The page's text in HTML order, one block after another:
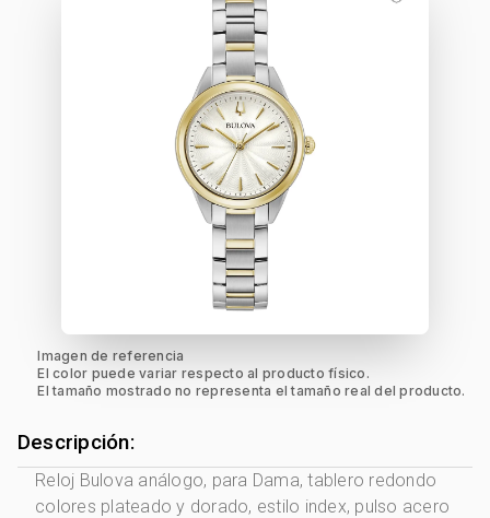
Imagen de referencia
El color puede variar respecto al producto físico.
El tamaño mostrado no representa el tamaño real del producto.
Descripción:
Reloj Bulova análogo, para Dama, tablero redondo
colores plateado y dorado, estilo index, pulso acero